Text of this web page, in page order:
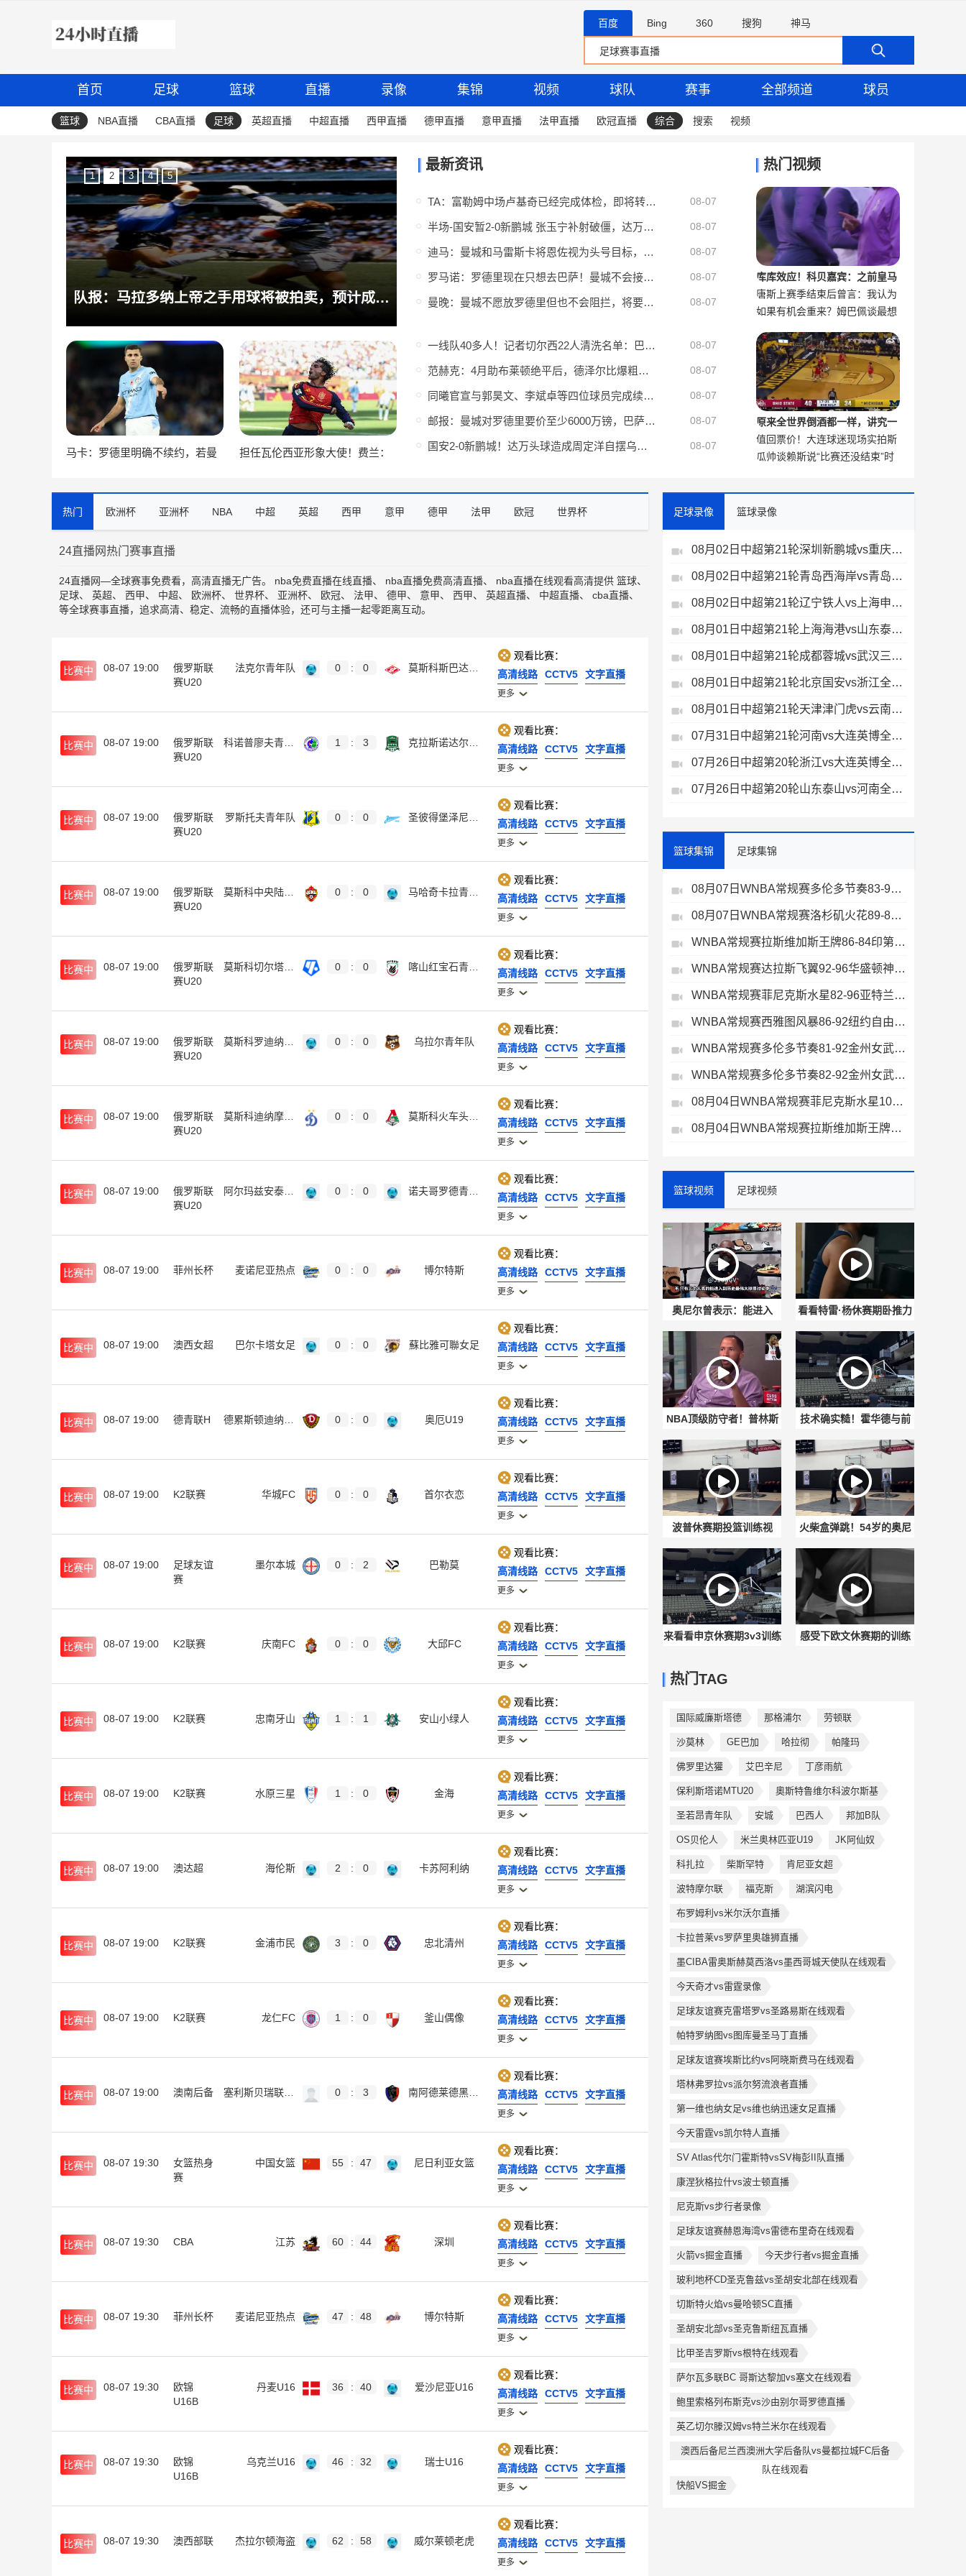
百度 Bing 360 搜狗 神马
首页 足球 篮球 直播 录像 集锦 视频 球队 赛事 全部频道 球员
篮球 NBA直播 CBA直播 足球 英超直播 中超直播 西甲直播 德甲直播 意甲直播 法甲直播 欧冠直播 综合 搜索 视频
1 2 3 4 5
马卡：罗德里明确不续约，若曼
担任瓦伦西亚形象大使！费兰：
命感
最新资讯
TA：富勒姆中场卢基奇已经完成体检，即将转会加盟伊普斯维奇 08-07
半场-国安暂2-0新鹏城 张玉宁补射破僵，达万头球折射入网 08-07
迪马：曼城和马雷斯卡将恩佐视为头号目标，另一引援热门是布阿迪 08-07
罗马诺：罗德里现在只想去巴萨！曼城不会接受总价5000万欧的报价 08-07
曼晚：曼城不愿放罗德里但也不会阻拦，将要求至少6000万镑转会费 08-07
一线队40多人！记者切尔西22人清洗名单：巴迪亚西勒、迪萨西等 08-07
范赫克：4月助布莱顿绝平后，德泽尔比爆粗口称我想让热刺降级 08-07
同曦官宣与郭昊文、李斌卓等四位球员完成续约+李云开重回球队 08-07
邮报：曼城对罗德里要价至少6000万镑，巴萨4000万镑报价已被拒 08-07
国安2-0新鹏城！达万头球造成周定洋自摆乌龙，VAR认定进球有效 08-07
热门视频
库库效应！科贝嘉宾：之前皇马
球迷对国家队不满，现在不明显
了
唐斯上赛季结束后曾言：我认为
尼克斯下赛季绝对有机会夺冠
如果有机会重来？姆巴佩谈最想
改变的比赛是哪场
原来全世界倒酒都一样，讲究一
个公平！
值回票价！大连球迷现场实拍斯
坦丘天外飞仙
瓜帅谈赖斯说“比赛还没结束”时
热门
欧洲杯 亚洲杯 NBA 中超 英超 西甲 意甲 德甲 法甲 欧冠 世界杯
24直播网热门赛事直播
24直播网—全球赛事免费看，高清直播无广告。 nba免费直播在线直播、 nba直播免费高清直播、 nba直播在线观看高清提供 篮球、
足球、 英超、 西甲、 中超、 欧洲杯、 世界杯、 亚洲杯、 欧冠、 法甲、 德甲、 意甲、 西甲、 英超直播、 中超直播、 cba直播、
等全球赛事直播，追求高清、稳定、流畅的直播体验，还可与主播一起零距离互动。
比赛中 08-07 19:00
俄罗斯联
赛U20
法克尔青年队 0 : 0
观看比赛：
高清线路
CCTV5 文字直播
更多
比赛中 08-07 19:00
俄罗斯联
赛U20
1 : 3
观看比赛：
高清线路
CCTV5 文字直播
更多
比赛中 08-07 19:00
俄罗斯联
赛U20
罗斯托夫青年队 0 : 0
观看比赛：
高清线路
CCTV5 文字直播
更多
比赛中 08-07 19:00
俄罗斯联
赛U20
0 : 0
观看比赛：
高清线路
CCTV5 文字直播
更多
比赛中 08-07 19:00
俄罗斯联
赛U20
0 : 0
观看比赛：
高清线路
CCTV5 文字直播
更多
比赛中 08-07 19:00
俄罗斯联
赛U20
0 : 0 乌拉尔青年队
观看比赛：
高清线路
CCTV5 文字直播
更多
比赛中 08-07 19:00
俄罗斯联
赛U20
0 : 0
观看比赛：
高清线路
CCTV5 文字直播
更多
比赛中 08-07 19:00
俄罗斯联
赛U20
0 : 0
观看比赛：
高清线路
CCTV5 文字直播
更多
比赛中 08-07 19:00 菲州长杯 麦诺尼亚热点 0 : 0 博尔特斯
观看比赛：
高清线路
CCTV5 文字直播
更多
比赛中 08-07 19:00 澳西女超 巴尔卡塔女足 0 : 0 蘇比雅可聯女足
观看比赛：
高清线路
CCTV5 文字直播
更多
比赛中 08-07 19:00 德青联H 0 : 0 奥厄U19
观看比赛：
高清线路
CCTV5 文字直播
更多
比赛中 08-07 19:00 K2联赛 华城FC 0 : 0 首尔衣恋
观看比赛：
高清线路
CCTV5 文字直播
更多
比赛中 08-07 19:00
足球友谊
赛
墨尔本城 0 : 2 巴勒莫
观看比赛：
高清线路
CCTV5 文字直播
更多
比赛中 08-07 19:00 K2联赛 庆南FC 0 : 0 大邱FC
观看比赛：
高清线路
CCTV5 文字直播
更多
比赛中 08-07 19:00 K2联赛 忠南牙山 1 : 1 安山小绿人
观看比赛：
高清线路
CCTV5 文字直播
更多
比赛中 08-07 19:00 K2联赛 水原三星 1 : 0 金海
观看比赛：
高清线路
CCTV5 文字直播
更多
比赛中 08-07 19:00 澳达超 海伦斯 2 : 0 卡苏阿利纳
观看比赛：
高清线路
CCTV5 文字直播
更多
比赛中 08-07 19:00 K2联赛 金浦市民 3 : 0 忠北清州
观看比赛：
高清线路
CCTV5 文字直播
更多
比赛中 08-07 19:00 K2联赛 龙仁FC 1 : 0 釜山偶像
观看比赛：
高清线路
CCTV5 文字直播
更多
比赛中 08-07 19:00 澳南后备 0 : 3
观看比赛：
高清线路
CCTV5 文字直播
更多
比赛中 08-07 19:30
女篮热身
赛
中国女篮 55 : 47 尼日利亚女篮
观看比赛：
高清线路
CCTV5 文字直播
更多
比赛中 08-07 19:30 CBA 江苏 60 : 44 深圳
观看比赛：
高清线路
CCTV5 文字直播
更多
比赛中 08-07 19:30 菲州长杯 麦诺尼亚热点 47 : 48 博尔特斯
观看比赛：
高清线路
CCTV5 文字直播
更多
比赛中 08-07 19:30
欧锦
U16B
丹麦U16 36 : 40 爱沙尼亚U16
观看比赛：
高清线路
CCTV5 文字直播
更多
比赛中 08-07 19:30
欧锦
U16B
乌克兰U16 46 : 32 瑞士U16
观看比赛：
高清线路
CCTV5 文字直播
更多
比赛中 08-07 19:30 澳西部联 杰拉尔顿海盗 62 : 58 威尔莱顿老虎
观看比赛：
高清线路
CCTV5 文字直播
更多
足球录像 篮球录像
08月02日中超第21轮深圳新鹏城vs重庆铜梁龙全场录像
08月02日中超第21轮青岛西海岸vs青岛海牛全场录像
08月02日中超第21轮辽宁铁人vs上海申花全场录像
08月01日中超第21轮上海海港vs山东泰山全场录像
08月01日中超第21轮成都蓉城vs武汉三镇全场录像
08月01日中超第21轮北京国安vs浙江全场录像
08月01日中超第21轮天津津门虎vs云南玉昆全场录像
07月31日中超第21轮河南vs大连英博全场录像
07月26日中超第20轮浙江vs大连英博全场录像
07月26日中超第20轮山东泰山vs河南全场录像
篮球集锦 足球集锦
08月07日WNBA常规赛多伦多节奏83-97波特兰火焰集锦
08月07日WNBA常规赛洛杉矶火花89-82明尼苏达山猫全场集锦
WNBA常规赛拉斯维加斯王牌86-84印第安纳狂热全场集锦
WNBA常规赛达拉斯飞翼92-96华盛顿神秘人全场集锦
WNBA常规赛菲尼克斯水星82-96亚特兰大梦想全场集锦
WNBA常规赛西雅图风暴86-92纽约自由人全场集锦
WNBA常规赛多伦多节奏81-92金州女武神全场集锦
WNBA常规赛多伦多节奏82-92金州女武神全场集锦
08月04日WNBA常规赛菲尼克斯水星106-101芝加哥天空全场集锦
08月04日WNBA常规赛拉斯维加斯王牌109-87亚特兰大梦想全场集锦
篮球视频 足球视频
奥尼尔曾表示：能进入
GOAT讨论的只有科比、
勒布朗、乔丹
看看特雷·杨休赛期卧推力
量训练，你们觉得有变壮
了吗？
NBA顶级防守者！普林斯
此前谈詹姆斯&科比谁更难
防？
技术确实糙！霍华德与前
队友厄尔·克拉克1v1，结
果被直接防下
波普休赛期投篮训练视
频：强化持球急停跳投技
术
火柴盒弹跳！54岁的奥尼
尔想要扣篮，结果被篮筐
给帽了
来看看申京休赛期3v3训练
去相当出色！
感受下欧文休赛期的训练
热门TAG
国际威廉斯塔德 那格浦尔 劳顿联
沙莫林 GE巴加 哈拉彻 帕隆玛
佛罗里达獾 艾巴辛尼 丁彦雨航
保利斯塔诺MTU20 奧斯特鲁维尔科波尔斯基
圣若昂青年队 安城 巴西人 邦加B队
OS贝伦人 米兰奥林匹亚U19 JK阿仙奴
科扎拉 柴斯罕特 肯尼亚女超
波特摩尔联 福克斯 湖滨闪电
布罗姆利vs米尔沃尔直播
卡拉普莱vs罗萨里奥雄狮直播
墨CIBA雷奥斯赫莫西洛vs墨西哥城天使队在线观看
今天奇才vs雷霆录像
足球友谊赛克雷塔罗vs圣路易斯在线观看
帕特罗纳图vs图库曼圣马丁直播
足球友谊赛埃斯比约vs阿晓斯费马在线观看
塔林弗罗拉vs派尔努流浪者直播
第一维也纳女足vs维也纳迅速女足直播
今天雷霆vs凯尔特人直播
SV Atlas代尔门霍斯特vsSV梅彭II队直播
康涅狄格拉什vs波士顿直播
尼克斯vs步行者录像
足球友谊赛赫恩海湾vs雷德布里奇在线观看
火箭vs掘金直播 今天步行者vs掘金直播
玻利地杯CD圣克鲁兹vs圣胡安北部在线观看
切斯特火焰vs曼哈顿SC直播
圣胡安北部vs圣克鲁斯纽瓦直播
比甲圣吉罗斯vs根特在线观看
萨尔瓦多联BC 哥斯达黎加vs塞文在线观看
鲍里索格列布斯克vs沙由别尔哥罗德直播
英乙切尔滕汉姆vs特兰米尔在线观看
澳西后备尼兰西澳洲大学后备队vs曼都拉城FC后备
队在线观看
快船VS掘金